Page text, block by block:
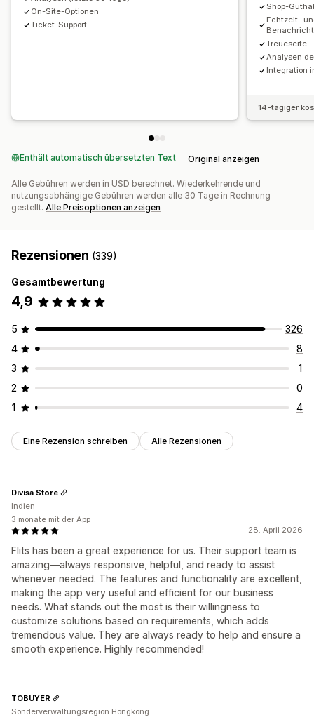
On-Site-Optionen
Ticket-Support
Shop-
Echtzeit-
Treueseite
Analysen
Integration
14-tägiger
Enthält automatisch übersetzten Text Original anzeigen
Alle Gebühren werden in USD berechnet. Wiederkehrende und
nutzungsabhängige Gebühren werden alle 30 Tage in Rechnung
gestellt. Alle Preisoptionen anzeigen
Rezensionen (339)
Gesamtbewertung
4,9
5
326
4
8
3
1
2
0
1
4
Eine Rezension schreiben Alle Rezensionen
28. April 2026
Flits has been a great experience for us. Their support team is
amazing—always responsive, helpful, and ready to assist
whenever needed. The features and functionality are excellent,
making the app very useful and efficient for our business
needs. What stands out the most is their willingness to
customize solutions based on requirements, which adds
tremendous value. They are always ready to help and ensure a
smooth experience. Highly recommended!
Divisa Store
Indien
3 monate mit der App
TOBUYER
Sonderverwaltungsregion Hongkong